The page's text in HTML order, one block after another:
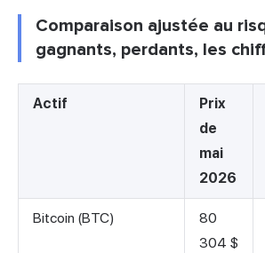
Comparaison ajustée au
gagnants, perdants, les
Actif
Prix
de
mai
2026
Bitcoin (BTC)
80
304 $